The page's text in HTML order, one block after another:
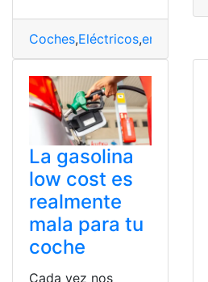
Coches,Eléctricos,enchufables
La gasolina
low cost es
realmente
mala para tu
coche
Cada vez nos